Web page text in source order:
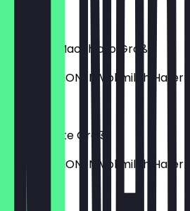
Caramel Macchiato Groß
MILCHOPTIONEN Vollmilch
Vanilla Latte Groß
MILCHOPTIONEN Vollmilch